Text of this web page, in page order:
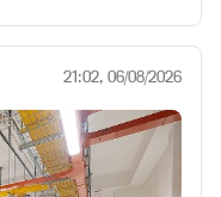
21:02, 06/08/2026